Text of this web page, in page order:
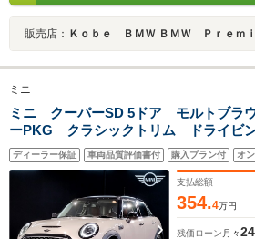
販売店： Ｋｏｂｅ ＢＭＷ ＢＭＷ Ｐｒｅｍｉｕｍ Ｓ
ミニ
ミニ クーパーSD 5ドア モルトブラ
ーPKG クラシックトリム ドライビ
PKG アップルカープレイ オプショ
ーター リヤビューカメラ アンビエ
ックルーフ ミラー内蔵型ETC
ディーラー保証 車両品質評価書付 購入プラン付 オ
支払総額
354.4万円
残価ローン 月々